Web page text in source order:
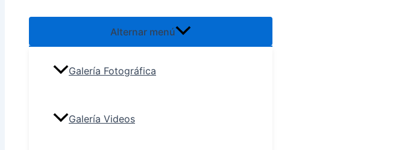
Alternar menú
Galería Fotográfica
Galería Videos